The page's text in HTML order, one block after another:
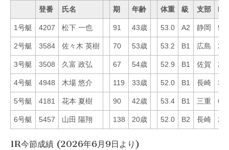
登番 氏名 期 年齢 体重 級 支部 Mo
1号艇 4207 松下 一也 91 43歳 53.0 A2 静岡 5
2号艇 3584 佐々木 英樹 70 53歳 53.2 B1 広島 21
3号艇 3508 久富 政弘 67 54歳 52.9 B1 佐賀 27
4号艇 4948 木場 悠介 119 33歳 52.0 B1 長崎 35
5号艇 4181 花本 夏樹 90 42歳 53.4 B1 三重 60
6号艇 5457 山田 陽翔 138 20歳 52.0 B2 長崎 25
1R今節成績 (2026年6月9日より)